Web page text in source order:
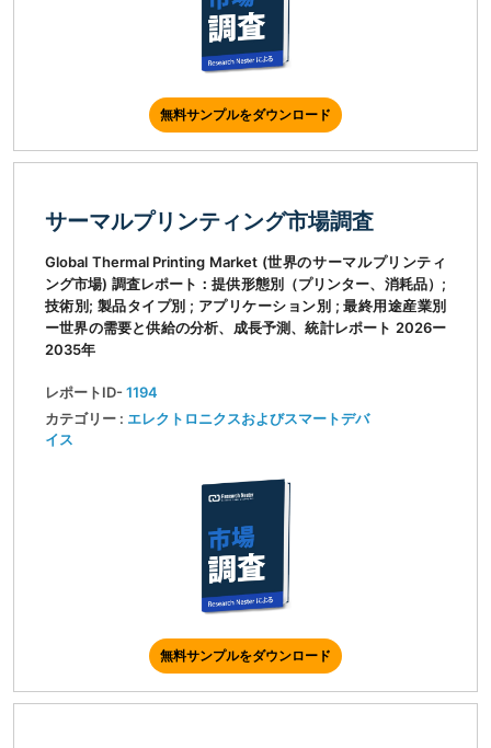
無料サンプルをダウンロード
サーマルプリンティング市場調査
Global Thermal Printing Market (世界のサーマルプリンティ
ング市場) 調査レポート：提供形態別（プリンター、消耗品）;
技術別; 製品タイプ別 ; アプリケーション別 ; 最終用途産業別
ー世界の需要と供給の分析、成長予測、統計レポート 2026ー
2035年
レポートID-1194
カテゴリー : エレクトロニクスおよびスマートデバ
イス
無料サンプルをダウンロード